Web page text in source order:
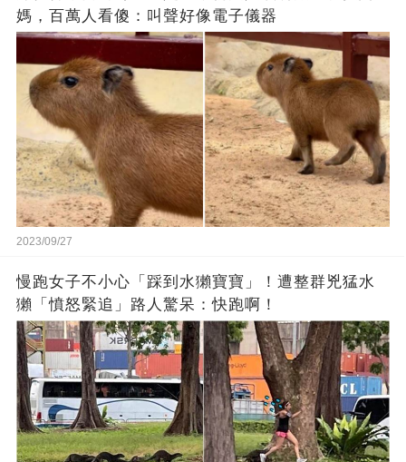
媽，百萬人看傻：叫聲好像電子儀器
2023/09/27
慢跑女子不小心「踩到水獺寶寶」！遭整群兇猛水
獺「憤怒緊追」路人驚呆：快跑啊！